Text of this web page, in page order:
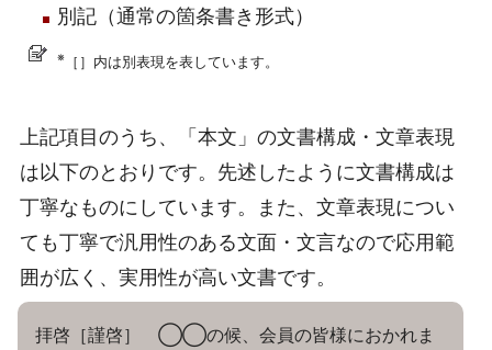
別記（通常の箇条書き形式）
※ ［］内は別表現を表しています。
上記項目のうち、「本文」の文書構成・文章表現
は以下のとおりです。先述したように文書構成は
丁寧なものにしています。また、文章表現につい
ても丁寧で汎用性のある文面・文言なので応用範
囲が広く、実用性が高い文書です。
拝啓［謹啓］ ◯◯の候、会員の皆様におかれま